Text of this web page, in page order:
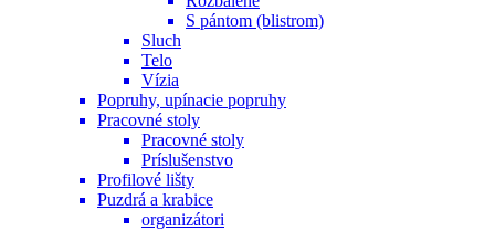
S pántom (blistrom)
Sluch
Telo
Vízia
Popruhy, upínacie popruhy
Pracovné stoly
Pracovné stoly
Príslušenstvo
Profilové lišty
Puzdrá a krabice
organizátori